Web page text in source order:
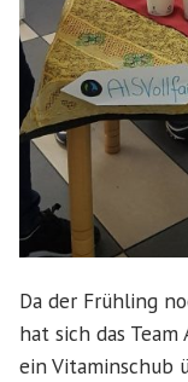
Da der Frühling
hat sich das Team
ein Vitaminschub